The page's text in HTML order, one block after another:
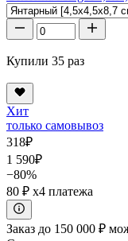
Купили 35 раз
Хит
только самовывоз
318₽
1 590₽
−80%
80 ₽ x4 платежа
Заказ до 150 000 ₽